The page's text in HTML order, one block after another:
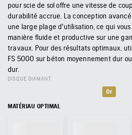
pour scie de sol offre une vitesse de
durabilité accrue. La conception
une large plage d'utilisation, ce qui
manière fluide et productive sur une
travaux. Pour des résultats optimaux,
FS 5000 sur béton moyennement dur
dur.
DISQUE DIAMANT
Or
MATÉRIAU OPTIMAL